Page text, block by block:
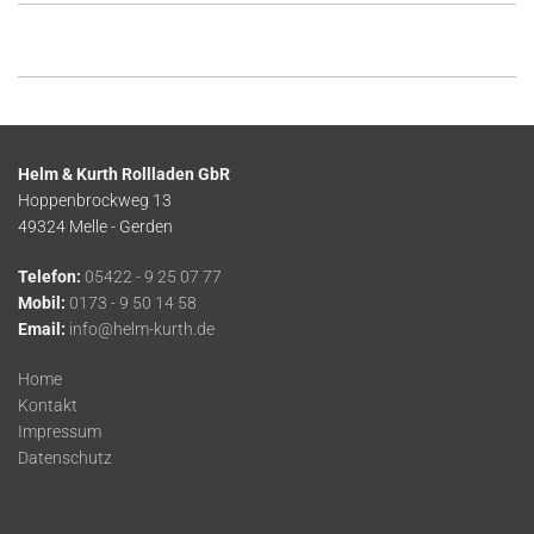
Helm & Kurth Rollladen GbR
Hoppenbrockweg 13
49324 Melle - Gerden
Telefon: 05422 - 9 25 07 77
Mobil: 0173 - 9 50 14 58
Email: info@helm-kurth.de
Home
Kontakt
Impressum
Datenschutz